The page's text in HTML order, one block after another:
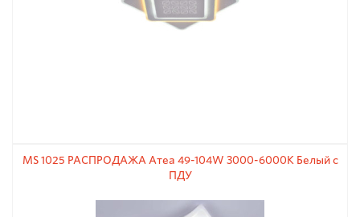
MS 1025 РАСПРОДАЖА Атеа 49-104W 3000-6000К Белый с
ПДУ